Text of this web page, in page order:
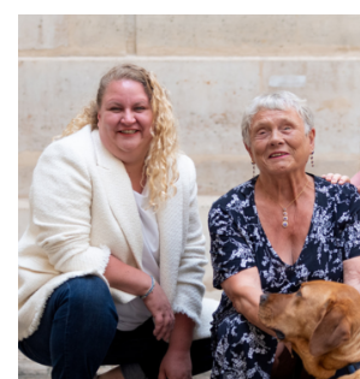
COLLABORATIF À IMPACT